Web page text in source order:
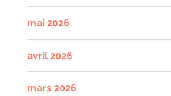
mai 2026
avril 2026
mars 2026